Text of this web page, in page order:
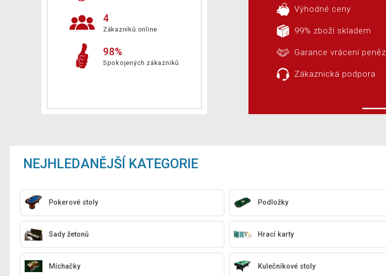
4
Zákazníků online
98%
Spokojených zákazníků
Výhodné ceny
99% zboží skladem
Garance vrácení peněz
Zákaznická podpora
NEJHLEDANĚJŠÍ KATEGORIE
Pokerové stoly Podložky
Sady žetonů Hrací karty
Míchačky Kulečníkové stoly